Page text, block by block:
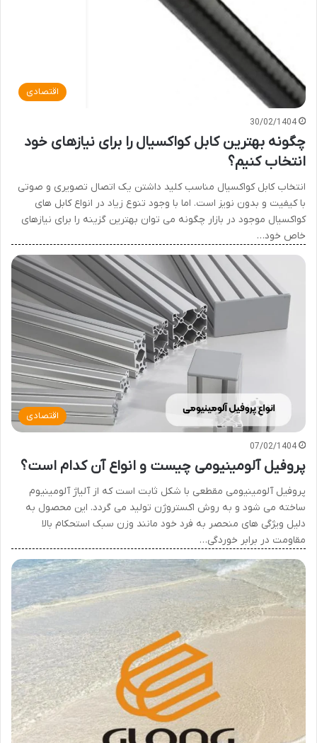
اقتصادی
30/02/1404
چگونه بهترین کابل کواکسیال را برای نیازهای خود
انتخاب کنیم؟
انتخاب کابل کواکسیال مناسب کلید داشتن یک اتصال تصویری و صوتی
با کیفیت و بدون نویز است. اما با وجود تنوع زیاد در انواع کابل های
کواکسیال موجود در بازار چگونه می توان بهترین گزینه را برای نیازهای
خاص خود…
اقتصادی
07/02/1404
پروفیل آلومینیومی چیست و انواع آن کدام است؟
پروفیل آلومینیومی مقطعی با شکل ثابت است که از آلیاژ آلومینیوم
ساخته می شود و به روش اکستروژن تولید می گردد. این محصول به
دلیل ویژگی های منحصر به فرد خود مانند وزن سبک استحکام بالا
مقاومت در برابر خوردگی…